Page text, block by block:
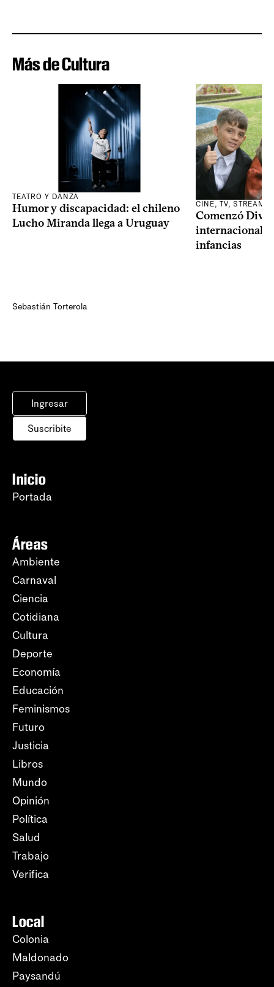
Más de Cultura
TEATRO Y DANZA
Humor y discapacidad: el chileno
Lucho Miranda llega a Uruguay
Sebastián Torterola
CINE, TV,
Comenzó
internacional
infancias
Ingresar
Suscribite
Inicio
Portada
Áreas
Ambiente
Carnaval
Ciencia
Cotidiana
Cultura
Deporte
Economía
Educación
Feminismos
Futuro
Justicia
Libros
Mundo
Opinión
Política
Salud
Trabajo
Verifica
Local
Colonia
Maldonado
Paysandú